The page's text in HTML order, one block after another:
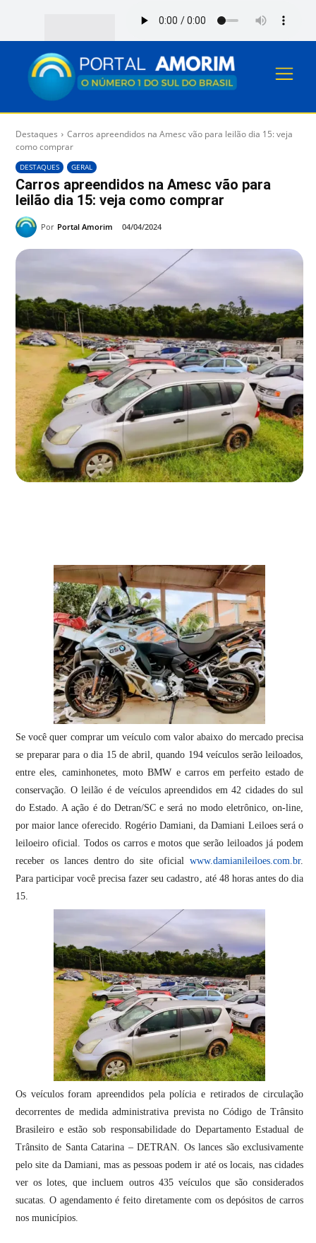
Destaques
Carros apreendidos na Amesc vão para leilão dia 15: veja
como comprar
DESTAQUES GERAL
Carros apreendidos na Amesc vão para
leilão dia 15: veja como comprar
Por Portal Amorim 04/04/2024
Se você quer comprar um veículo com valor abaixo do mercado precisa
se preparar para o dia 15 de abril, quando 194 veículos serão leiloados,
entre eles, caminhonetes, moto BMW e carros em perfeito estado de
conservação. O leilão é de veículos apreendidos em 42 cidades do sul
do Estado. A ação é do Detran/SC e será no modo eletrônico, on-line,
por maior lance oferecido. Rogério Damiani, da Damiani Leiloes será o
leiloeiro oficial. Todos os carros e motos que serão leiloados já podem
receber os lances dentro do site oficial www.damianileiloes.com.br.
Para participar você precisa fazer seu cadastro, até 48 horas antes do dia
15.
Os veículos foram apreendidos pela polícia e retirados de circulação
decorrentes de medida administrativa prevista no Código de Trânsito
Brasileiro e estão sob responsabilidade do Departamento Estadual de
Trânsito de Santa Catarina – DETRAN. Os lances são exclusivamente
pelo site da Damiani, mas as pessoas podem ir até os locais, nas cidades
ver os lotes, que incluem outros 435 veículos que são considerados
sucatas. O agendamento é feito diretamente com os depósitos de carros
nos municípios.